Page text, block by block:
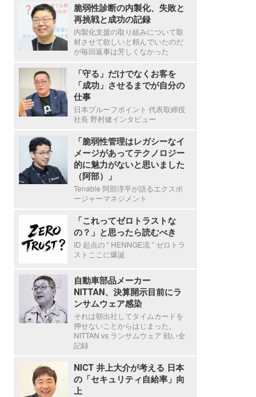
脆弱性診断の内製化、失敗と
再挑戦と成功の記録
内製化支援の取り組みについて取
材させて欲しいと頼んでいたのだ
が毎回返事は芳しくなかった
「守る」だけでなくお客を
「成功」させるまでが自分の
仕事
日本プルーフポイント 代表取締役
社長 野村健インタビュー
「脆弱性管理はレガシーなイ
メージがあってテクノロジー
的に魅力がないと思いました
（阿部）」
Tenable 阿部淳平が語るエクスポ
ージャーマネジメント
「これってゼロトラストな
の？」と思ったら読むべき
ID 起点の “ HENNGE流 ” ゼロトラ
ストここに爆誕
自動車部品メーカー
NITTAN、決算開示目前にラ
ンサムウェア感染
それは朝出社してタイムカードを
押せないことからはじまった。
NITTAN vs ランサムウェア 戦い全
記録
NICT 井上大介が考える 日本
の「セキュリティ自給率」向
上